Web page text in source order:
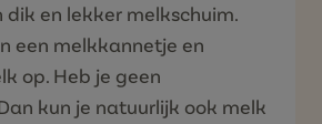
dik en lekker melkschuim.
een melkkannetje en
op. Heb je geen
kun je natuurlijk ook melk